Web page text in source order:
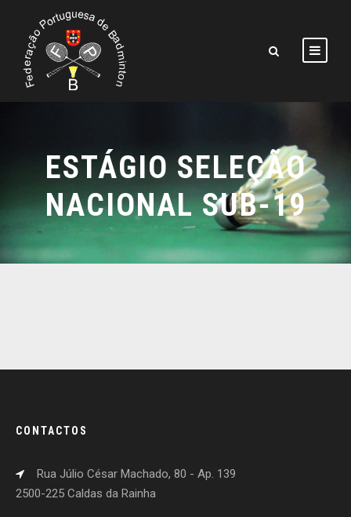
ESTÁGIO SELEÇÃO
NACIONAL SUB-19
CONTACTOS
Rua Júlio César Machado, 80 - Ap. 139
2500-225 Caldas da Rainha